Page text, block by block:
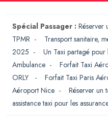
Spécial Passager : Réserver
TPMR - Transport sanitaire,
2025 - Un Taxi partagé
Ambulance - Forfait Taxi
ORLY
- Forfait Taxi Paris
Aéroport Nice - Réserver un
assistance taxi pour les